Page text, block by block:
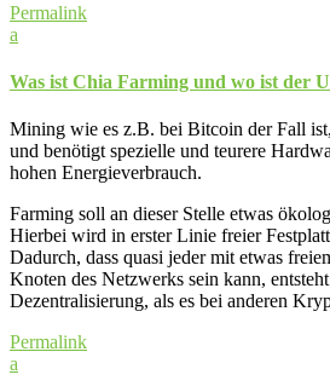
Permalink
a
Was ist Chia Farming und wo ist der
Mining wie es z.B. bei Bitcoin der Fall
und benötigt spezielle und teurere
hohen Energieverbrauch.
Farming soll an dieser Stelle etwas
Hierbei wird in erster Linie freier
Dadurch, dass quasi jeder mit etwas
Knoten des Netzwerks sein kann,
Dezentralisierung, als es bei anderen
Permalink
a